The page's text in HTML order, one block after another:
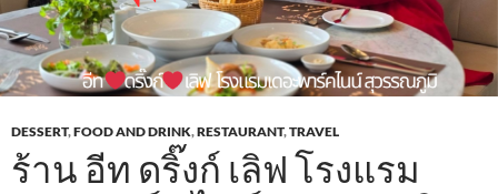
DESSERT,FOOD AND DRINK,RESTAURANT,TRAVEL
ร้าน อีท ดริ๊งก์ เลิฟ โรงแรม